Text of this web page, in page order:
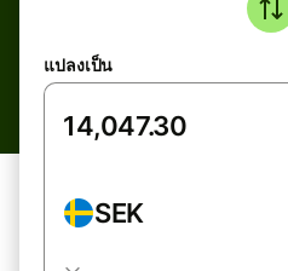
แปลงเป็น
SEK